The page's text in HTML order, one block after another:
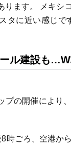
ります。 メキシ
タに近い感じ
ル建設も
プの開催により
時ごろ、空港か